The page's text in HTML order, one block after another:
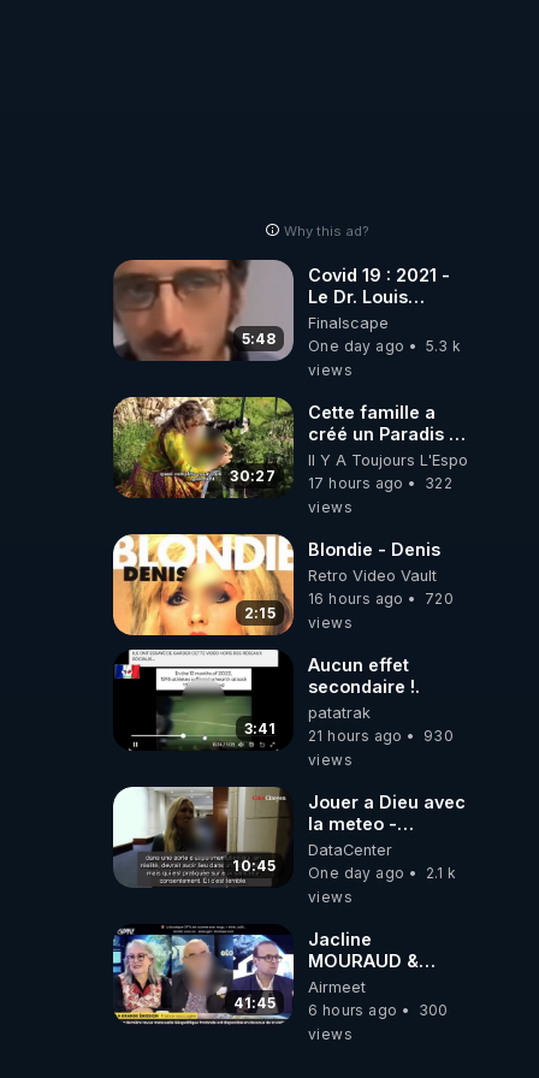
Why this ad?
5:48
Covid 19 : 2021 -
Le Dr. Louis
Fouché renverse
le plateau de
CNews !
Finalscape
One day ago
5.3 k
views
30:27
Cette famille a
créé un Paradis !
Permaculture &
Autonomie
Il Y A Toujours L'Espoir
17 hours ago
322
views
2:15
Blondie - Denis
Retro Video Vault
16 hours ago
720
views
3:41
Aucun effet
secondaire !.
patatrak
21 hours ago
930
views
10:45
Jouer a Dieu avec
la meteo -
Citoicitoyen
DataCenter
One day ago
2.1 k
views
41:45
Jacline
MOURAUD &
Pierre
JOVANOVIC ★
Factures
Airmeet
6 hours ago
300
views